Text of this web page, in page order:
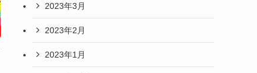
2023年3月
2023年2月
2023年1月